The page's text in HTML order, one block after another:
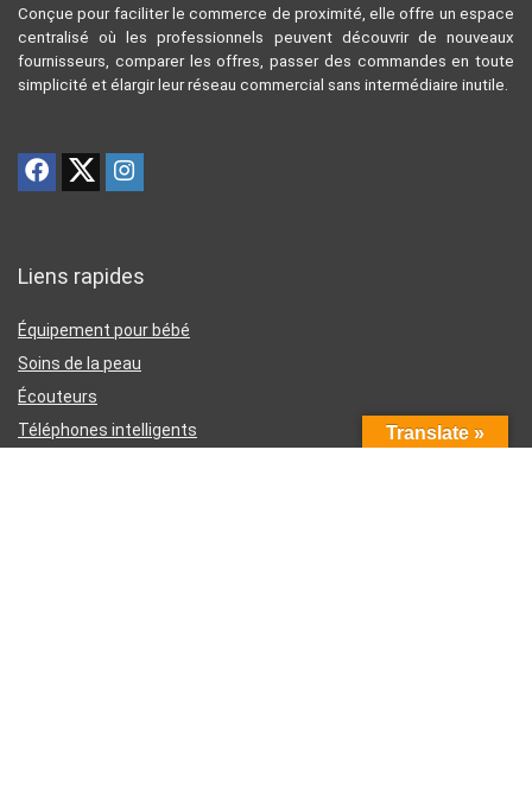
Conçue pour faciliter le commerce de proximité, elle offre un espace
centralisé où les professionnels peuvent découvrir de nouveaux
fournisseurs, comparer les offres, passer des commandes en toute
simplicité et élargir leur réseau commercial sans intermédiaire inutile.
Liens rapides
Équipement pour bébé
Soins de la peau
Écouteurs
Téléphones intelligents
Translate »